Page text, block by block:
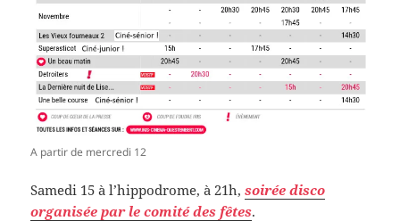
A partir de mercredi 12
Samedi 15 à l’hippodrome, à 21h,soirée disco
organisée par le comité des fêtes.